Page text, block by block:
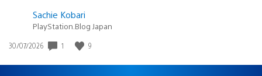
Sachie Kobari
PlayStation.Blog Japan
Date
publication
30/07/2026 1 9